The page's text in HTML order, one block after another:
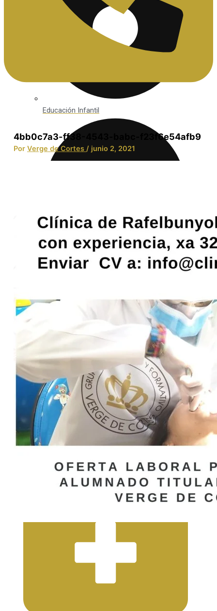
Educación Infantil
Integración Social
Atención a Personas en Situación de
Dependencia
4bb0c7a3-ff38-4543-babc-f23f6e54afb9
Por Verge de Cortes / junio 2, 2021